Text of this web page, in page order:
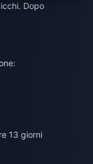
Dopo
13 giorni